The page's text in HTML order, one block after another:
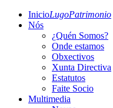
InicioLugoPatrimonio
Nós
¿Quén Somos?
Onde estamos
Obxectivos
Xunta Directiva
Estatutos
Faite Socio
Multimedia